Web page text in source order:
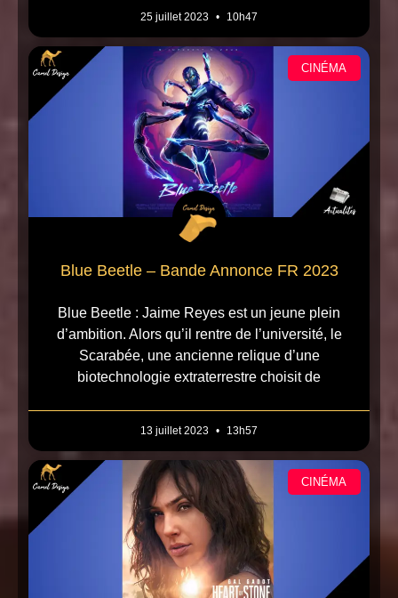
25 juillet 2023 10h47
CINÉMA
Blue Beetle – Bande Annonce FR 2023
Blue Beetle : Jaime Reyes est un jeune plein
d’ambition. Alors qu’il rentre de l’université, le
Scarabée, une ancienne relique d’une
biotechnologie extraterrestre choisit de
13 juillet 2023 13h57
CINÉMA